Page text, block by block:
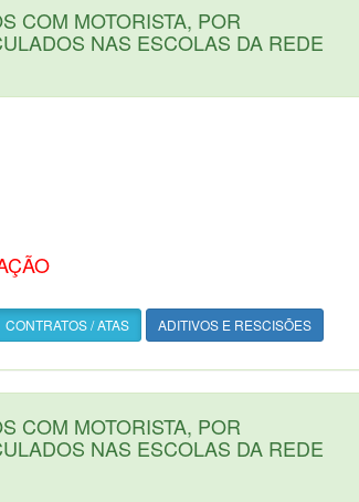
COM MOTORISTA, POR
NAS ESCOLAS DA REDE
CONTRATOS / ATAS ADITIVOS E RESCISÕES
COM MOTORISTA, POR
NAS ESCOLAS DA REDE